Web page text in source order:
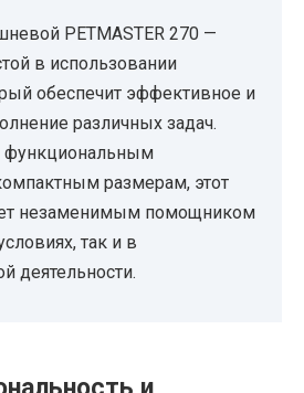
PETMASTER 270 —
в использовании
обеспечит эффективное и
различных задач.
функциональным
размерам, этот
незаменимым помощником
так и в
деятельности.